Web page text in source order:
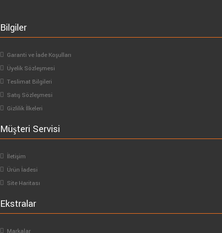
Bilgiler
Garanti ve İade Koşulları
Üyelik Sözleşmesi
Teslimat Bilgileri
Satış Sözleşmesi
Gizlilik İlkeleri
Müşteri Servisi
İletişim
Ürün İadesi
Site Haritası
Ekstralar
Markalar